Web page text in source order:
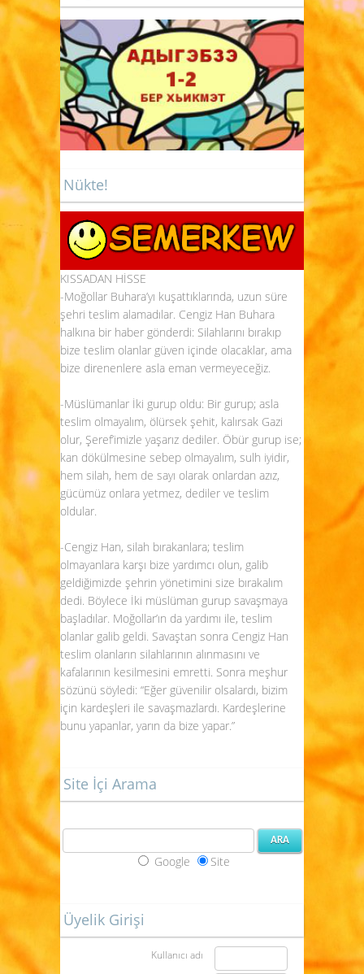
Nükte!
KISSADAN HİSSE
-Moğollar Buhara’yı kuşattıklarında, uzun süre
şehri teslim alamadılar. Cengiz Han Buhara
halkına bir haber gönderdi: Silahlarını bırakıp
bize teslim olanlar güven içinde olacaklar, ama
bize direnenlere asla eman vermeyeceğiz.
-Müslümanlar İki gurup oldu: Bir gurup; asla
teslim olmayalım, ölürsek şehit, kalırsak Gazi
olur, Şeref’imizle yaşarız dediler. Öbür gurup ise;
kan dökülmesine sebep olmayalım, sulh iyidir,
hem silah, hem de sayı olarak onlardan azız,
gücümüz onlara yetmez, dediler ve teslim
oldular.
-Cengiz Han, silah bırakanlara; teslim
olmayanlara karşı bize yardımcı olun, galib
geldiğimizde şehrin yönetimini size bırakalım
dedi. Böylece İki müslüman gurup savaşmaya
başladılar. Moğollar’ın da yardımı ile, teslim
olanlar galib geldi. Savaştan sonra Cengiz Han
teslim olanların silahlarının alınmasını ve
kafalarının kesilmesini emretti. Sonra meşhur
sözünü söyledi: “Eğer güvenilir olsalardı, bizim
için kardeşleri ile savaşmazlardı. Kardeşlerine
bunu yapanlar, yarın da bize yapar.”
Site İçi Arama
Google Site
Üyelik Girişi
Kullanıcı adı